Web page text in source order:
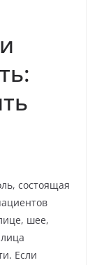
состоящая
шее,
Если